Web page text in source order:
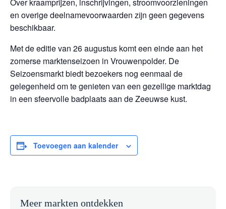
en overige deelnamevoorwaarden zijn geen gegevens
beschikbaar.
Met de editie van 26 augustus komt een einde aan het
zomerse marktenseizoen in Vrouwenpolder. De
Seizoensmarkt biedt bezoekers nog eenmaal de
gelegenheid om te genieten van een gezellige marktdag
in een sfeervolle badplaats aan de Zeeuwse kust.
Toevoegen aan kalender
Meer markten ontdekken